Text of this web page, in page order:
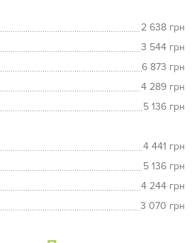
2 638 грн
3 544 грн
6 873 грн
4 289 грн
5 136 грн
4 441 грн
5 136 грн
4 244 грн
3 070 грн